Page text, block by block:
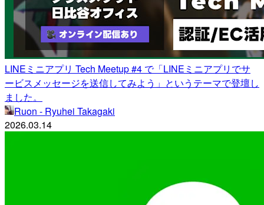
LINEミニアプリ Tech Meetup #4 で「LINEミニアプリでサ
ービスメッセージを送信してみよう」というテーマで登壇し
ました。
Ruon - Ryuhei Takagaki
2026.03.14